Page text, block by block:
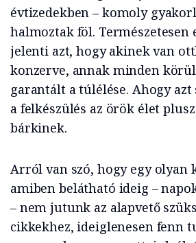
évtizedekben – komoly
halmoztak föl. Természetesen
jelenti azt, hogy akinek van
konzerve, annak minden
garantált a túlélése. Ahogy azt
a felkészülés az örök élet
bárkinek.
Arról van szó, hogy egy olyan
amiben belátható ideig –
– nem jutunk az alapvető
cikkekhez, ideiglenesen fenn